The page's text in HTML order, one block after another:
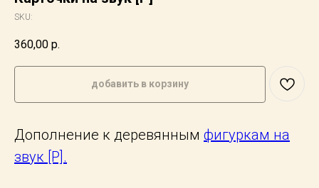
SKU:
360,00 р.
добавить в корзину
Дополнение к деревянным фигуркам на
звук [Р].